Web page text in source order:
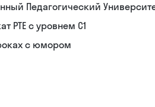
Педагогический
PTE с уровнем C1
с юмором